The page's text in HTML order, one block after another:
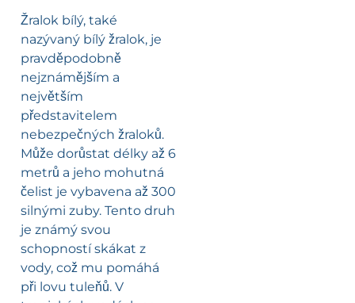
Žralok bílý, také
nazývaný bílý žralok, je
pravděpodobně
nejznámějším a
největším
představitelem
nebezpečných žraloků.
Může dorůstat délky až 6
metrů a jeho mohutná
čelist je vybavena až 300
silnými zuby. Tento druh
je známý svou
schopností skákat z
vody, což mu pomáhá
při lovu tuleňů. V